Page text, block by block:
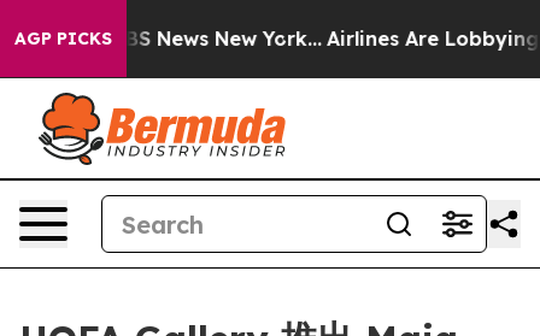
AGP PICKS
was CBS News New York... Airlines Are Lobbying